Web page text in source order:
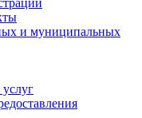
и муниципальных